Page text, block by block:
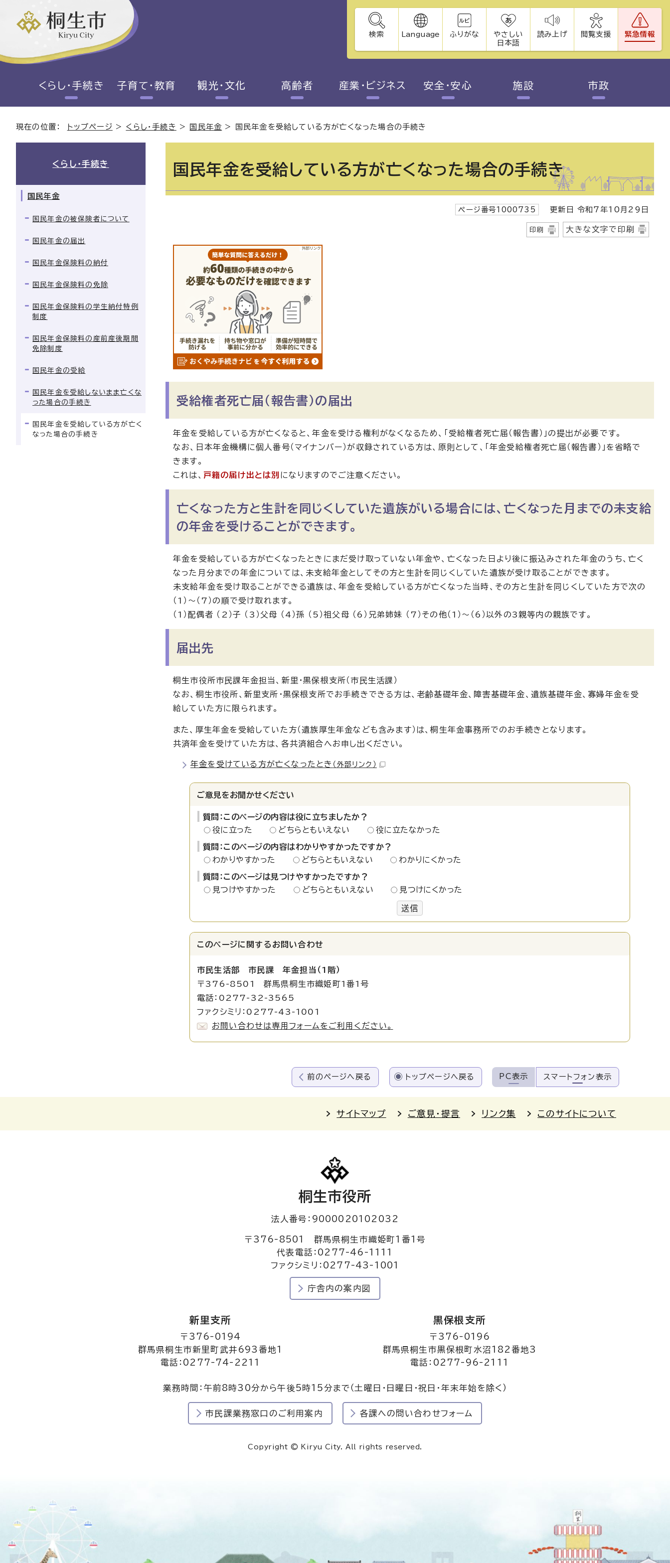
検索 Language ふりがな
やさしい
日本語
読み上げ 閲覧支援 緊急情報
くらし・手続き 子育て・教育 観光・文化 高齢者 産業・ビジネス 安全・安心 施設 市政
現在の位置： トップページ > くらし・手続き > 国民年金 > 国民年金を受給している方が亡くなった場合の手続き
国民年金を受給している方が亡くなった場合の手続き
ページ番号1000735 更新日 令和7年10月29日
印刷 大きな文字で印刷
受給権者死亡届（報告書）の届出
年金を受給している方が亡くなると、年金を受ける権利がなくなるため、「受給権者死亡届（報告書）」の提出が必要です。
なお、日本年金機構に個人番号（マイナンバー）が収録されている方は、原則として、「年金受給権者死亡届（報告書）」を省略で
きます。
これは、 戸籍の届け出とは別 になりますのでご注意ください。
亡くなった方と生計を同じくしていた遺族がいる場合には、亡くなった月までの未支給
の年金を受けることができます。
年金を受給している方が亡くなったときにまだ受け取っていない年金や、亡くなった日より後に振込みされた年金のうち、亡く
なった月分までの年金については、未支給年金としてその方と生計を同じくしていた遺族が受け取ることができます。
未支給年金を受け取ることができる遺族は、年金を受給している方が亡くなった当時、その方と生計を同じくしていた方で次の
（1）〜（7）の順で受け取れます。
（1）配偶者 （2）子 （3）父母 （4）孫 （5）祖父母 （6）兄弟姉妹 （7）その他（1）～（6）以外の3親等内の親族です。
届出先
桐生市役所市民課年金担当、新里・黒保根支所（市民生活課）
なお、桐生市役所、新里支所・黒保根支所でお手続きできる方は、老齢基礎年金、障害基礎年金、遺族基礎年金、寡婦年金を受
給していた方に限られます。
また、厚生年金を受給していた方（遺族厚生年金なども含みます）は、桐生年金事務所でのお手続きとなります。
共済年金を受けていた方は、各共済組合へお申し出ください。
年金を受けている方が亡くなったとき （外部リンク）
ご意見をお聞かせください
質問：このページの内容は役に立ちましたか？
役に立った
どちらともいえない 役に立たなかった
質問：このページの内容はわかりやすかったですか？
わかりやすかった
どちらともいえない わかりにくかった
質問：このページは見つけやすかったですか？
見つけやすかった
どちらともいえない 見つけにくかった
送信
このページに関する お問い合わせ
市民生活部 市民課 年金担当（1階）
〒376-8501 群馬県桐生市織姫町1番1号
電話：0277-32-3565
ファクシミリ：0277-43-1001
お問い合わせは専用フォームをご利用ください。
くらし・手続き
国民年金
国民年金の被保険者について
国民年金の届出
国民年金保険料の納付
国民年金保険料の免除
国民年金保険料の学生納付特例
制度
国民年金保険料の産前産後期間
免除制度
国民年金の受給
国民年金を受給しないまま亡くな
った場合の手続き
国民年金を受給している方が亡く
なった場合の手続き
前のページへ戻る トップページへ戻る PC表示 スマートフォン表示
サイトマップ ご意見・提言 リンク集 このサイトについて
桐生市役所
法人番号：9000020102032
〒376-8501 群馬県桐生市織姫町1番1号
代表電話：0277-46-1111
ファクシミリ：0277-43-1001
庁舎内の案内図
新里支所
〒376-0194
群馬県桐生市新里町武井693番地1
電話：0277-74-2211
黒保根支所
〒376-0196
群馬県桐生市黒保根町水沼182番地3
電話：0277-96-2111
業務時間：午前8時30分から午後5時15分まで（土曜日・日曜日・祝日・年末年始を除く）
市民課業務窓口のご利用案内 各課への問い合わせフォーム
Copyright © Kiryu City. All rights reserved.